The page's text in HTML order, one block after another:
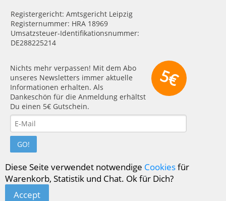
Registergericht: Amtsgericht Leipzig
Registernummer: HRA 18969
Umsatzsteuer-Identifikationsnummer:
DE288225214
5€
Nichts mehr verpassen! Mit dem Abo
unseres Newsletters immer aktuelle
Informationen erhalten. Als
Dankeschön für die Anmeldung erhältst
Du einen 5€ Gutschein.
GO!
Diese Seite verwendet notwendige Cookiesfür
Warenkorb, Statistik und Chat. Ok für Dich?
Accept